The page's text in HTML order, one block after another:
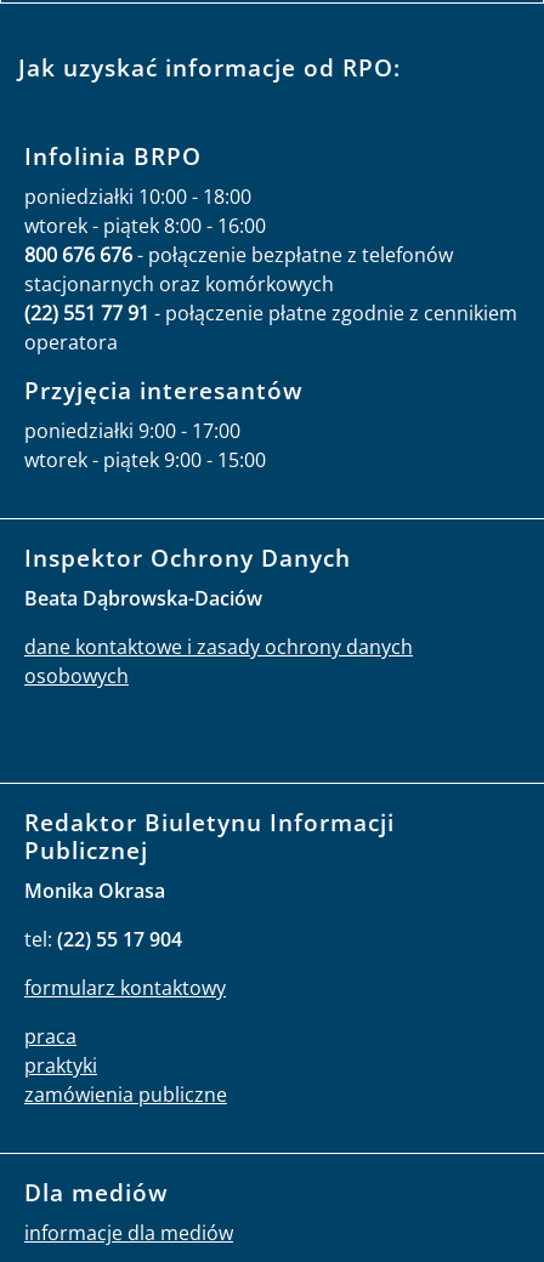
Jak uzyskać informacje od RPO:
Infolinia BRPO
poniedziałki 10:00 - 18:00
wtorek - piątek 8:00 - 16:00
800 676 676- połączenie bezpłatne z telefonów
stacjonarnych oraz komórkowych
(22) 551 77 91 - połączenie płatne zgodnie z cennikiem
operatora
Przyjęcia interesantów
poniedziałki 9:00 - 17:00
wtorek - piątek 9:00 - 15:00
Inspektor Ochrony Danych
Beata Dąbrowska-Daciów
dane kontaktowe i zasady ochrony danych
osobowych
Redaktor Biuletynu Informacji
Publicznej
Monika Okrasa
tel: (22) 55 17 904
formularz kontaktowy
praca
praktyki
zamówienia publiczne
Dla mediów
informacje dla mediów